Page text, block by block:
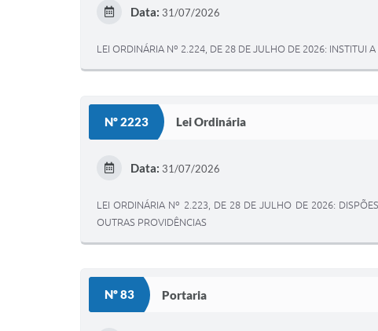
Data: 31/07/2026
LEI ORDINÁRIA Nº 2.224, DE 28 DE JULHO DE 2026: INSTITUI
Nº 2223 Lei Ordinária
Data: 31/07/2026
LEI ORDINÁRIA Nº 2.223, DE 28 DE JULHO DE 2026:
OUTRAS PROVIDÊNCIAS
Nº 83 Portaria